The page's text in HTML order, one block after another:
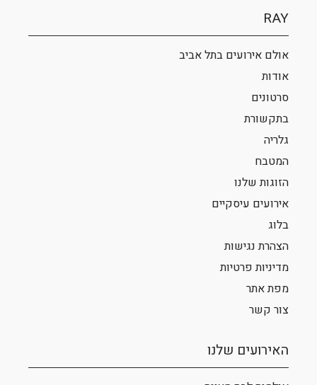
RAY
אולם אירועים בתל אביב
אודות
סרטונים
בתקשורת
גלריה
המטבח
הזוגות שלנו
אירועים עיסקיים
בלוג
הצהרת נגישות
מדיניות פרטיות
מפת אתר
צור קשר
האירועים שלנו